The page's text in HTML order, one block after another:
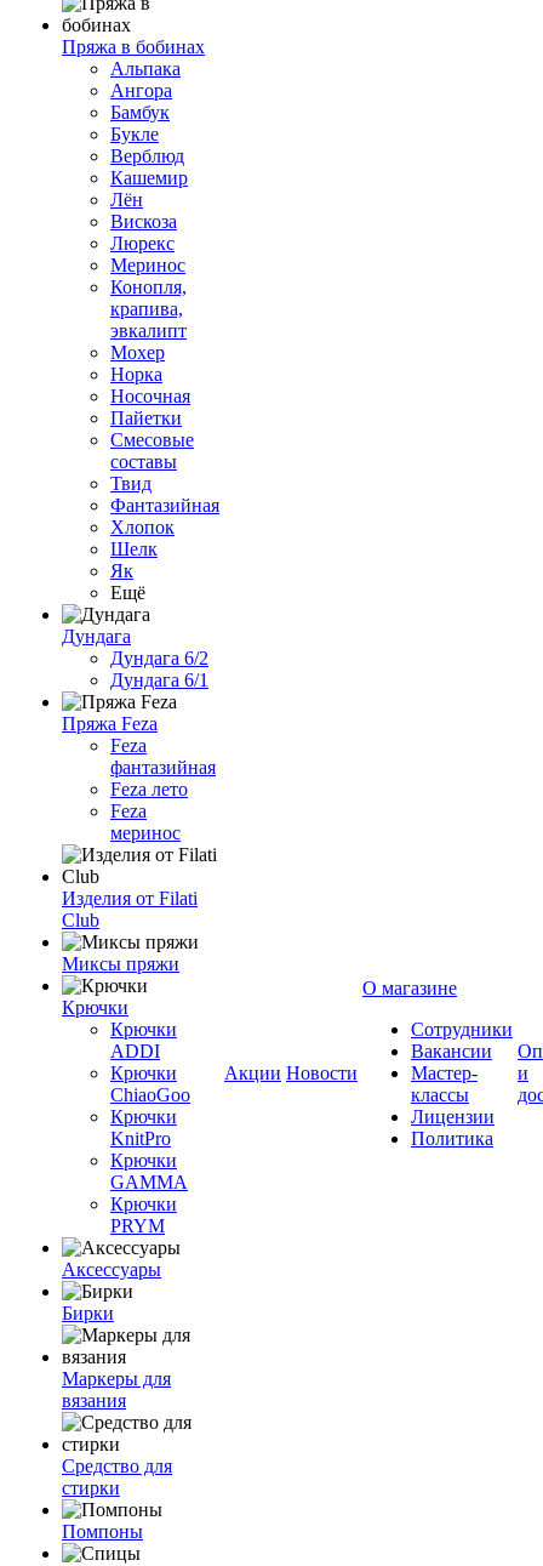
Пряжа в бобинах
Альпака
Ангора
Бамбук
Букле
Верблюд
Кашемир
Лён
Вискоза
Люрекс
Меринос
Конопля,
крапива,
эвкалипт
Мохер
Норка
Носочная
Пайетки
Смесовые
составы
Твид
Фантазийная
Хлопок
Шелк
Як
Ещё
Дундага
Дундага 6/2
Дундага 6/1
Пряжа Feza
Feza
фантазийная
Feza лето
Feza
меринос
Изделия от Filati
Club
Миксы пряжи
Крючки
Крючки
ADDI
Крючки
ChiaoGoo
Крючки
KnitPro
Крючки
GAMMA
Крючки
PRYM
Аксессуары
Бирки
Маркеры для
вязания
Средство для
стирки
Помпоны
Акции Новости
О магазине
Сотрудники
Вакансии
Мастер-
классы
Лицензии
Политика
и